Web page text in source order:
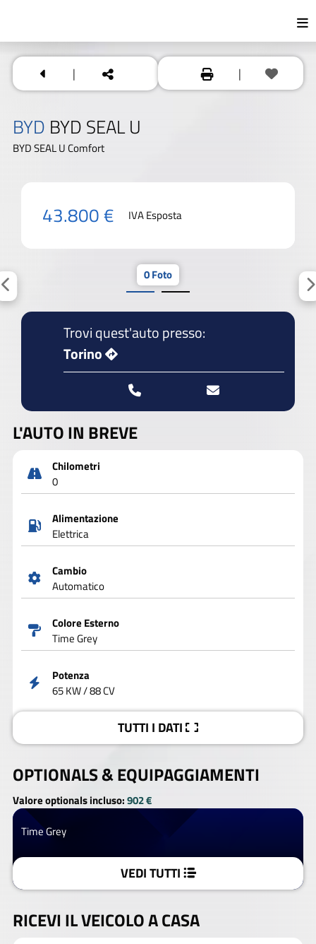
| |
BYD BYD SEAL U
BYD SEAL U Comfort
43.800 € IVA Esposta
0 Foto
Trovi quest'auto presso:
Torino
L'AUTO IN BREVE
Chilometri
0
Alimentazione
Elettrica
Cambio
Automatico
Colore Esterno
Time Grey
Potenza
65 KW / 88 CV
TUTTI I DATI
OPTIONALS &EQUIPAGGIAMENTI
Valore optionals incluso:902 €
Time Grey
VEDI TUTTI
RICEVI IL VEICOLO A CASA